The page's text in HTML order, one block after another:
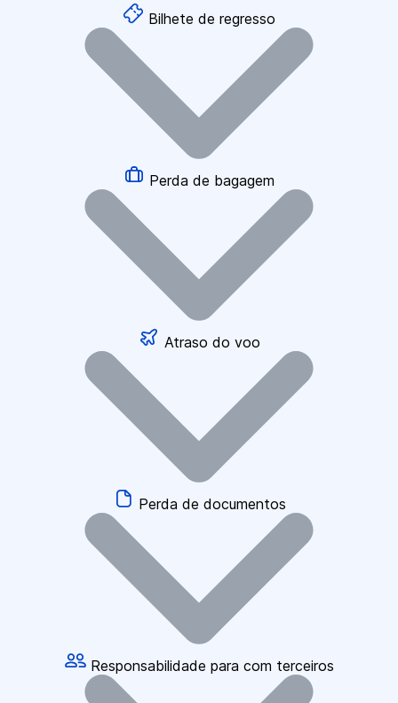
Bilhete de regresso
Perda de bagagem
Atraso do voo
Perda de documentos
Responsabilidade para com terceiros